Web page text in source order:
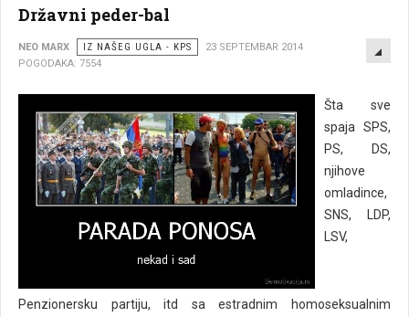
Državni peder-bal
NEO MARX IZ NAŠEG UGLA - KPS
23 SEPTEMBAR 2014
POGODAKA: 7554
Šta sve
spaja SPS,
PS, DS,
njihove
omladince,
SNS, LDP,
LSV,
Penzionersku partiju, itd sa estradnim homoseksualnim